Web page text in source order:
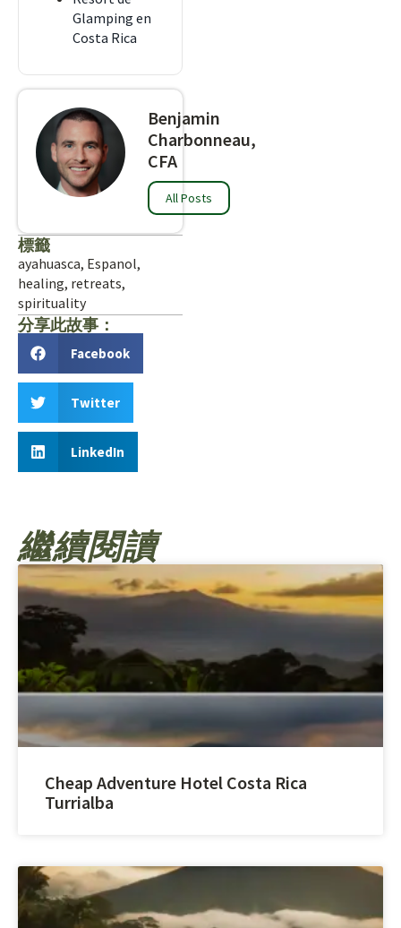
Glamping en
Costa Rica
Benjamin
Charbonneau,
CFA
All Posts
標籤
ayahuasca, Espanol,
healing, retreats,
spirituality
分享此故事：
Facebook
Twitter
LinkedIn
繼續閱讀
Cheap Adventure Hotel Costa Rica
Turrialba